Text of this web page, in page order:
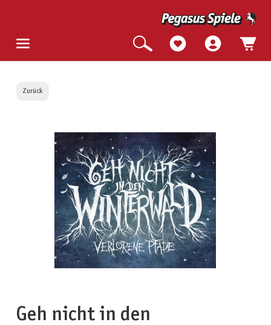
Zurück
Bildergalerie überspringen
Geh nicht in den